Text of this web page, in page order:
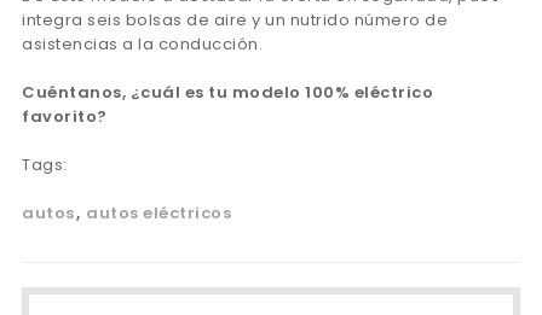
integra seis bolsas de aire y un nutrido número de
asistencias a la conducción.
Cuéntanos, ¿cuál es tu modelo 100% eléctrico
favorito?
Tags:
autos autos eléctricos